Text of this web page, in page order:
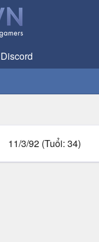
11/3/92 (Tuổi: 34)